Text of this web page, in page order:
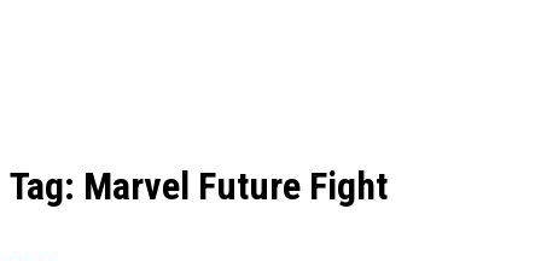
Tag: Marvel Future Fight